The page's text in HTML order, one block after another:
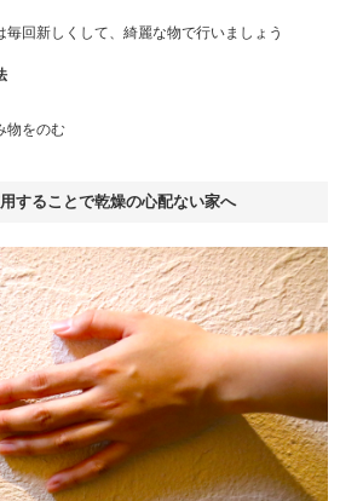
回新しくして、綺麗な物で行いましょう
物をのむ
することで乾燥の心配ない家へ